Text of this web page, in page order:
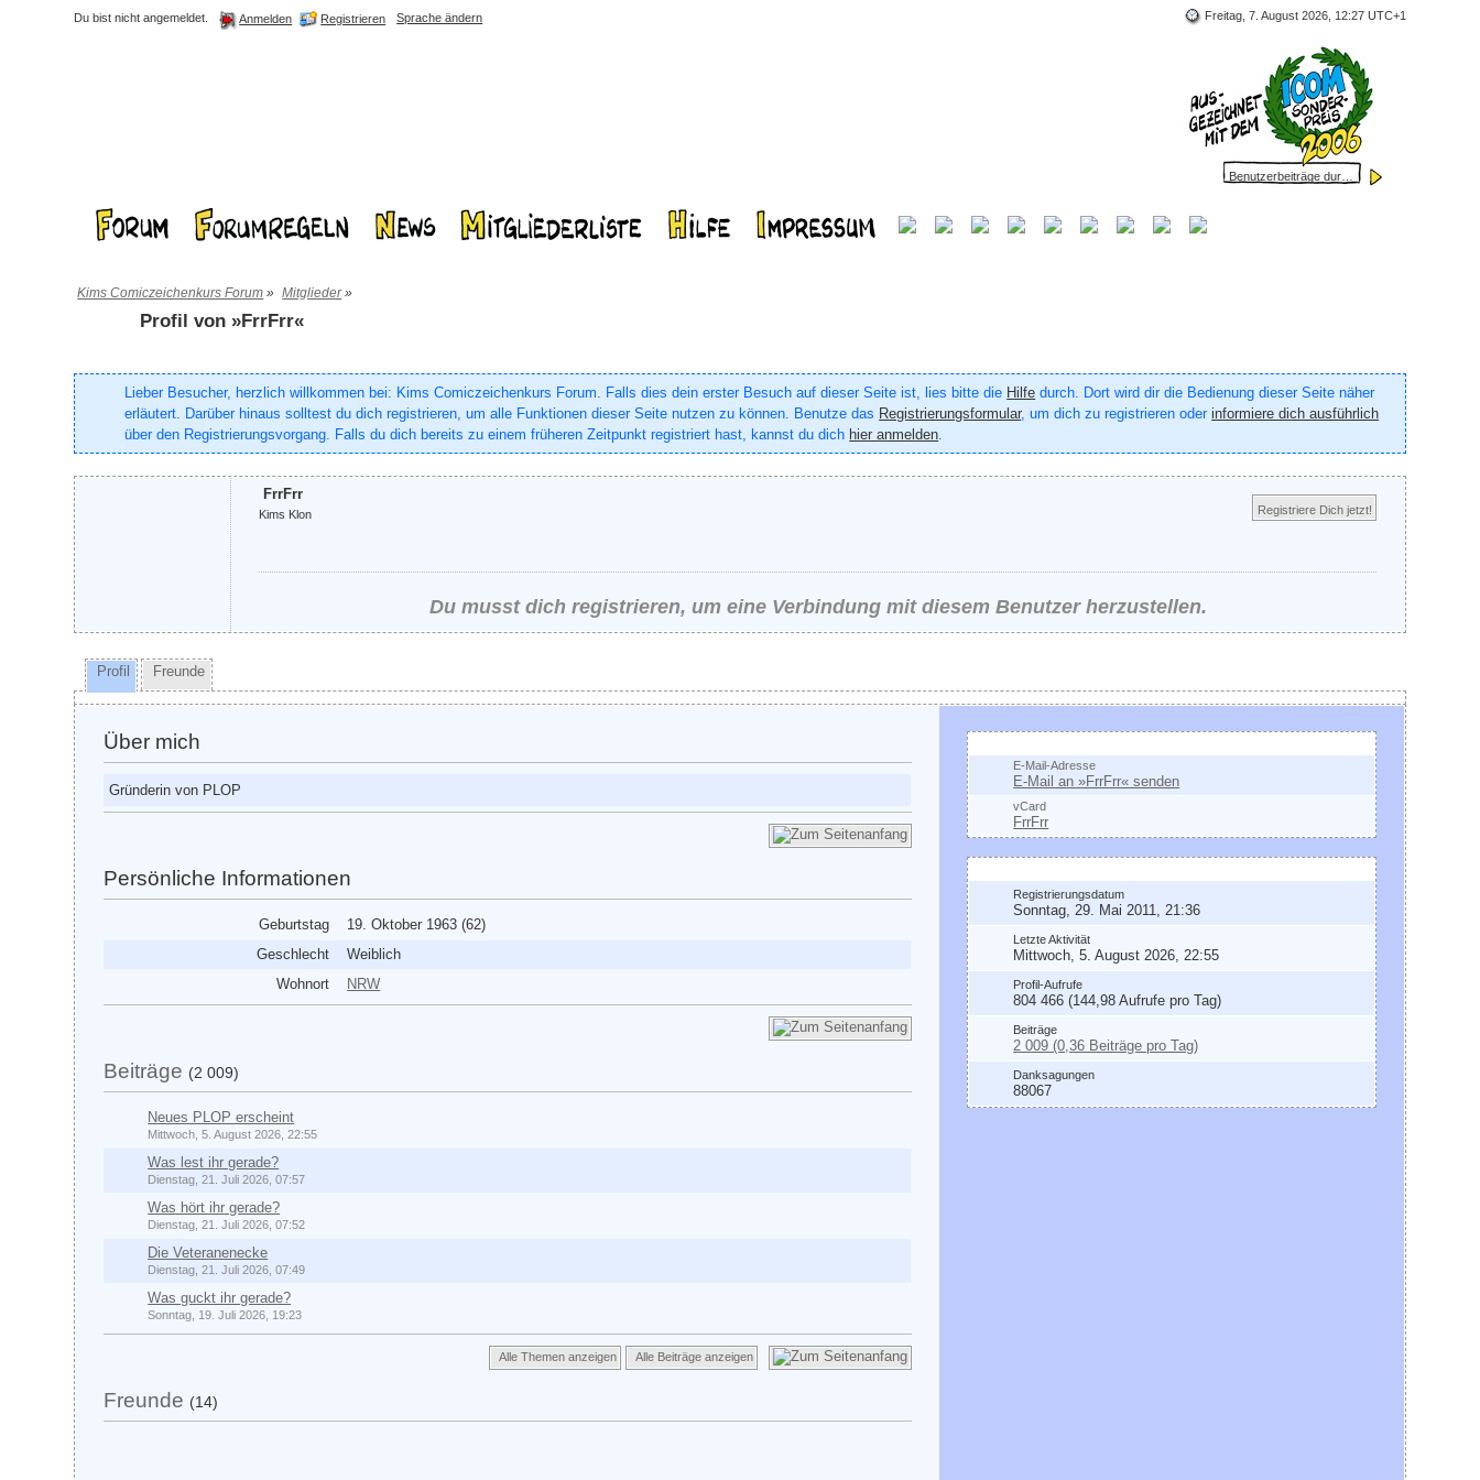
Freitag, 7. August 2026, 12:27 UTC+1
Du bist nicht angemeldet. Anmelden Registrieren Sprache ändern
Kims Comiczeichenkurs Forum » Mitglieder»
Profil von »FrrFrr«
Lieber Besucher, herzlich willkommen bei: Kims Comiczeichenkurs Forum. Falls dies dein erster Besuch auf dieser Seite ist, lies bitte die Hilfe durch. Dort wird dir die Bedienung dieser Seite näher
erläutert. Darüber hinaus solltest du dich registrieren, um alle Funktionen dieser Seite nutzen zu können. Benutze das Registrierungsformular, um dich zu registrieren oderinformiere dich ausführlich
über den Registrierungsvorgang. Falls du dich bereits zu einem früheren Zeitpunkt registriert hast, kannst du dich hier anmelden.
FrrFrr
Kims Klon Registriere Dich jetzt!
Du musst dich registrieren, um eine Verbindung mit diesem Benutzer herzustellen.
Profil Freunde
Über mich
Gründerin von PLOP
Persönliche Informationen
Geburtstag
19. Oktober 1963 (62)
Geschlecht
Weiblich
Wohnort
NRW
Beiträge (2 009)
Neues PLOP erscheint
Mittwoch, 5. August 2026, 22:55
Was lest ihr gerade?
Dienstag, 21. Juli 2026, 07:57
Was hört ihr gerade?
Dienstag, 21. Juli 2026, 07:52
Die Veteranenecke
Dienstag, 21. Juli 2026, 07:49
Was guckt ihr gerade?
Sonntag, 19. Juli 2026, 19:23
Alle Beiträge anzeigen
Alle Themen anzeigen
Freunde (14)
E-Mail-Adresse
E-Mail an »FrrFrr« senden
vCard
FrrFrr
Registrierungsdatum
Sonntag, 29. Mai 2011, 21:36
Letzte Aktivität
Mittwoch, 5. August 2026, 22:55
Profil-Aufrufe
804 466 (144,98 Aufrufe pro Tag)
Beiträge
2 009 (0,36 Beiträge pro Tag)
Danksagungen
88067